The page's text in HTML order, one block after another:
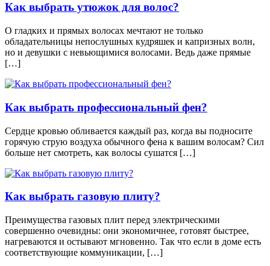
Как выбрать утюжок для волос?
О гладких и прямых волосах мечтают не только
обладательницы непослушных кудряшек и капризных волн,
но и девушки с невьющимися волосами. Ведь даже прямые
[…]
Как выбрать профессиональный фен?
Сердце кровью обливается каждый раз, когда вы подносите
горячую струю воздуха обычного фена к вашим волосам? Сил
больше нет смотреть, как волосы сушатся […]
Как выбрать газовую плиту?
Преимущества газовых плит перед электрическими
совершенно очевидны: они экономичнее, готовят быстрее,
нагреваются и остывают мгновенно. Так что если в доме есть
соответствующие коммуникации, […]